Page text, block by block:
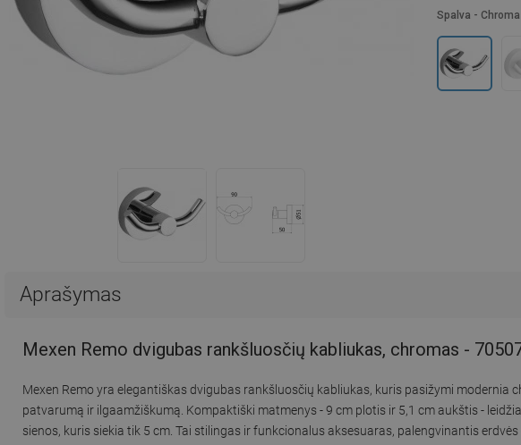
Spalva -
Aprašymas
Mexen Remo dvigubas rankšluosčių kabliukas, chromas -
Mexen Remo yra elegantiškas dvigubas rankšluosčių kabliukas, kuris pasižymi
patvarumą ir ilgaamžiškumą. Kompaktiški matmenys - 9 cm plotis ir 5,1 cm aukštis -
sienos, kuris siekia tik 5 cm. Tai stilingas ir funkcionalus aksesuaras, palengvinantis erdvės